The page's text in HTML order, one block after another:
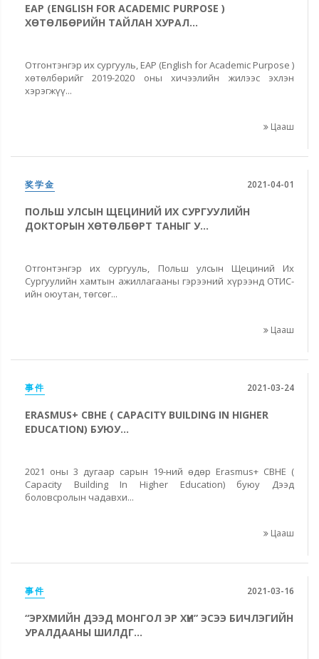
EAP (ENGLISH FOR ACADEMIC PURPOSE )
ХӨТӨЛБӨРИЙН ТАЙЛАН ХУРАЛ...
Отгонтэнгэр их сургууль, EAP (English for Academic Purpose )
хөтөлбөрийг 2019-2020 оны хичээлийн жилээс эхлэн
хэрэгжүү...
Цааш
奖学金 2021-04-01
ПОЛЬШ УЛСЫН ЩЕЦИНИЙ ИХ СУРГУУЛИЙН
ДОКТОРЫН ХӨТӨЛБӨРТ ТАНЫГ У...
Отгонтэнгэр их сургууль, Польш улсын Щециний Их
Сургуулийн хамтын ажиллагааны гэрээний хүрээнд ОТИС-
ийн оюутан, төгсөг...
Цааш
事件 2021-03-24
ERASMUS+ CBHE ( CAPACITY BUILDING IN HIGHER
EDUCATION) БУЮУ...
2021 оны 3 дугаар сарын 19-ний өдөр Erasmus+ CBHE (
Capacity Building In Higher Education) буюу Дээд
боловсролын чадавхи...
Цааш
事件 2021-03-16
“ЭРХМИЙН ДЭЭД МОНГОЛ ЭР ХҮН” ЭСЭЭ БИЧЛЭГИЙН
УРАЛДААНЫ ШИЛДГ...